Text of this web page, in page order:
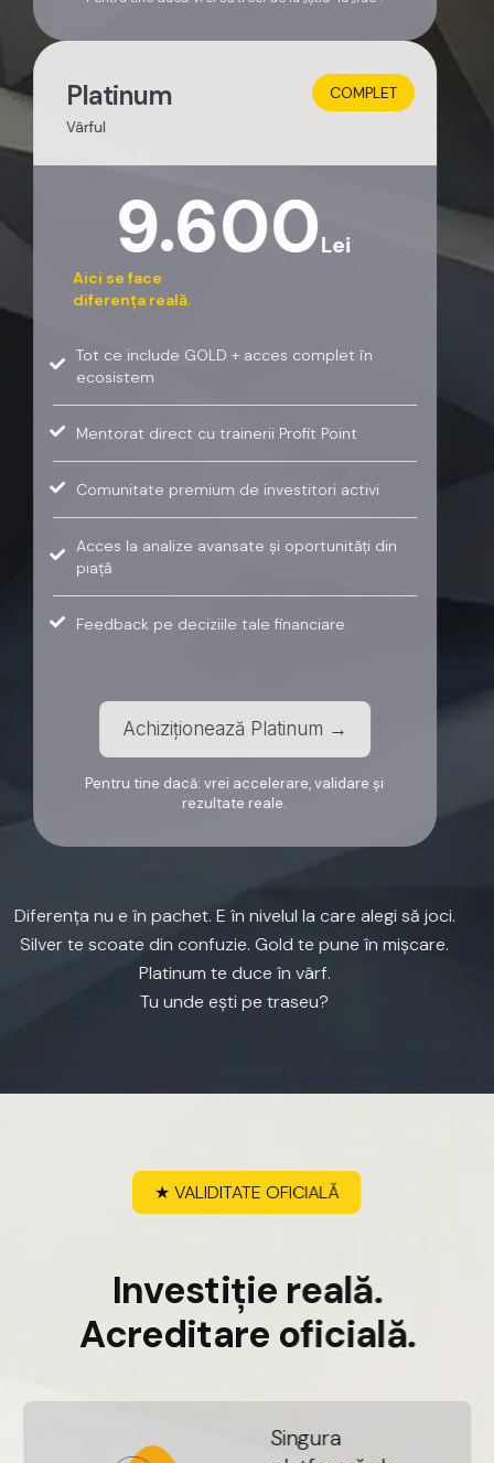
Platinum
Vârful
9.600Lei
Aici se face
diferența reală.
Tot ce include GOLD + acces complet în
ecosistem
Mentorat direct cu trainerii Profit Point
Comunitate premium de investitori activi
Acces la analize avansate și oportunități din
piață
Feedback pe deciziile tale financiare
Achiziționează Platinum →
Pentru tine dacă: vrei accelerare, validare și
rezultate reale.
COMPLET
Diferența nu e în pachet. E în nivelul la care alegi să joci.
Silver te scoate din confuzie. Gold te pune în mișcare.
Platinum te duce în vârf.
Tu unde ești pe traseu?
★VALIDITATEOFICIALĂ
nvestițiereală.
Acreditareoficială.
ingura